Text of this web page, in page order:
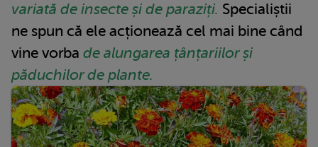
variată de insecte și de paraziți. Specialiștii
ne spun că ele acționează cel mai bine când
vine vorba de alungarea țânțariilor și
păduchilor de plante.